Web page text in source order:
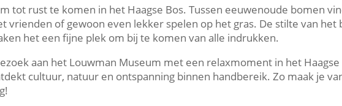
tot rust te komen in het Haagse Bos.​ Tussen eeuwenoude bomen
vrienden of gewoon even lekker spelen op het gras.​ De stilte van het
het een fijne plek om bij te komen van alle indrukken.​
aan het Louwman Museum met een relaxmoment in het
cultuur, natuur en ontspanning binnen handbereik.​ Zo maak je